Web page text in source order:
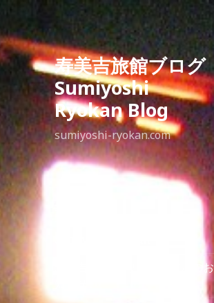
寿美吉旅館ブログ
Sumiyoshi
Ryokan Blog
sumiyoshi-ryokan.com
寿美吉旅館HPリニューアルのお